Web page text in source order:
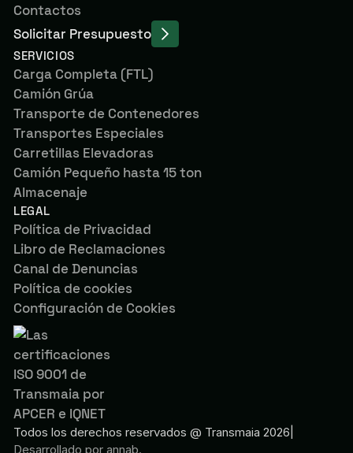
Contactos
Solicitar Presupuesto
SERVICIOS
Carga Completa (FTL)
Camión Grúa
Transporte de Contenedores
Transportes Especiales
Carretillas Elevadoras
Camión Pequeño hasta 15 ton
Almacenaje
LEGAL
Política de Privacidad
Libro de Reclamaciones
Canal de Denuncias
Política de cookies
Configuración de Cookies
Todos los derechos reservados @ Transmaia 2026
Desarrollado porannab.